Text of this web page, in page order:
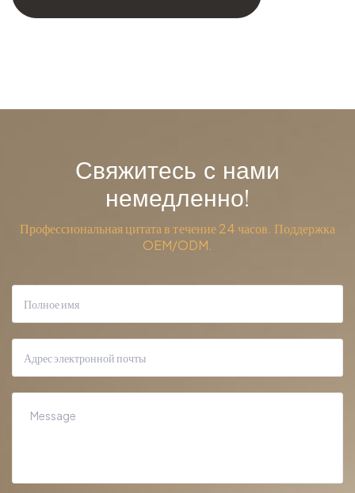
Свяжитесь с нами
немедленно!
Профессиональная цитата в течение 24 часов. Поддержка
OEM/ODM.